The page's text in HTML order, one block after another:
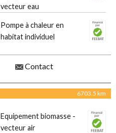
vecteur eau
Pompe à chaleur en
habitat individuel
Contact
6703.5 km
Equipement biomasse -
vecteur air